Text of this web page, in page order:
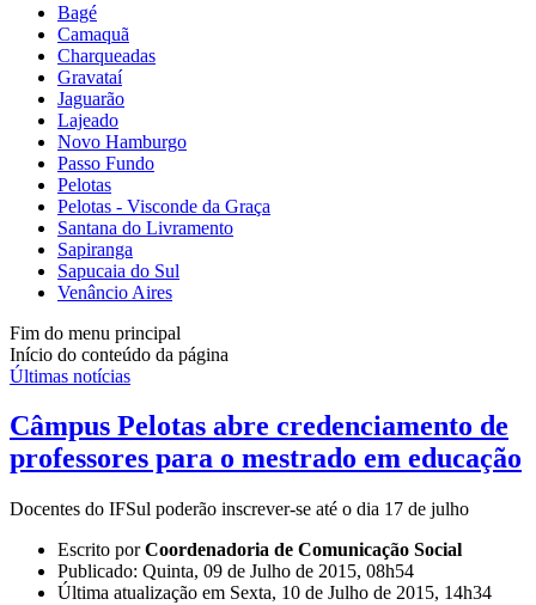
Bagé
Camaquã
Charqueadas
Gravataí
Jaguarão
Lajeado
Novo Hamburgo
Passo Fundo
Pelotas
Pelotas - Visconde da Graça
Santana do Livramento
Sapiranga
Sapucaia do Sul
Venâncio Aires
Fim do menu principal
Início do conteúdo da página
Últimas notícias
Câmpus Pelotas abre credenciamento de
professores para o mestrado em educação
Docentes do IFSul poderão inscrever-se até o dia 17 de julho
Escrito porCoordenadoria de Comunicação Social
Publicado: Quinta, 09 de Julho de 2015, 08h54
Última atualização em Sexta, 10 de Julho de 2015, 14h34